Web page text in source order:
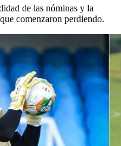
de las nóminas y la
comenzaron perdiendo.